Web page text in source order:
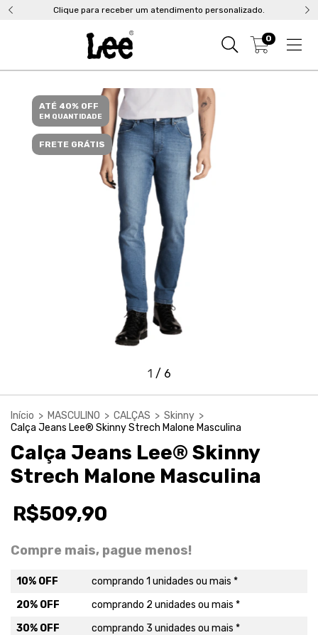
Clique para receber um atendimento personalizado.
0
ATÉ 40% OFF
EM QUANTIDADE
FRETE GRÁTIS
1 / 6
Início > MASCULINO > CALÇAS > Skinny >
Calça Jeans Lee® Skinny Strech Malone Masculina
Calça Jeans Lee® Skinny
Strech Malone Masculina
R$509,90
Compre mais, pague menos!
10% OFF
comprando 1 unidades ou mais *
20% OFF
comprando 2 unidades ou mais *
30% OFF
comprando 3 unidades ou mais *